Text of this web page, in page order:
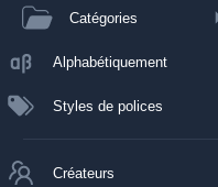
Catégories
Alphabétiquement
Styles de polices
Créateurs